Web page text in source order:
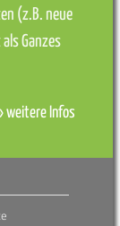
(z.B. neue
Ganzes
weitere Infos